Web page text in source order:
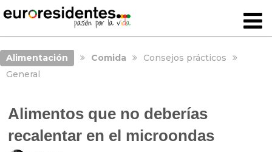
Alimentación Comida
Consejos prácticos
General
Alimentos que no deberías
recalentar en el microondas